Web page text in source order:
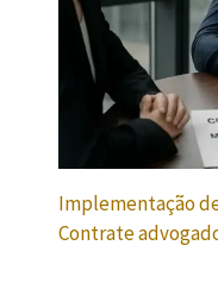
Implementação
Contrate